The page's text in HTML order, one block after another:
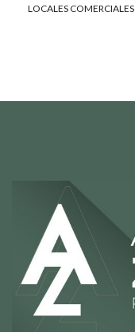
LOCALES COMERCIALES